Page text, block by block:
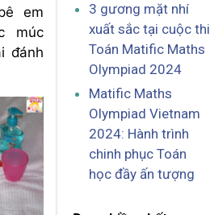
em
múc
đánh
3 gương mặt nhí
xuất sắc tại cuộc thi
Toán Matific Maths
Olympiad 2024
Matific Maths
Olympiad Vietnam
2024: Hành trình
chinh phục Toán
học đầy ấn tượng